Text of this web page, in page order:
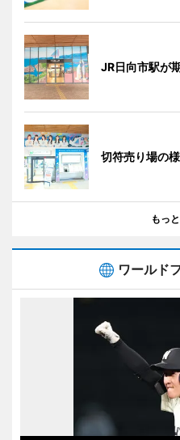
JR日向市駅が
切符売り場の
もっ
ワールド